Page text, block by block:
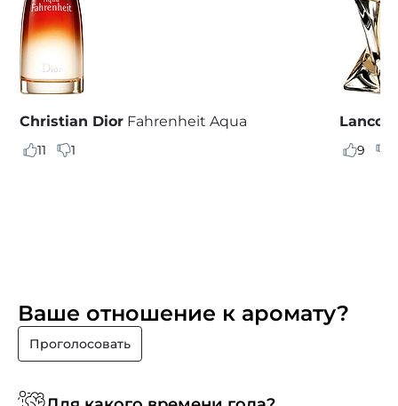
Christian Dior Fahrenheit Aqua
11 1 9
Ваше отношение к аромату?
Проголосовать